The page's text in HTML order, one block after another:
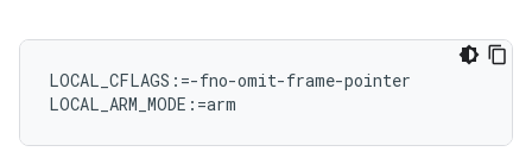
LOCAL_CFLAGS:=-fno-omit-frame-pointer